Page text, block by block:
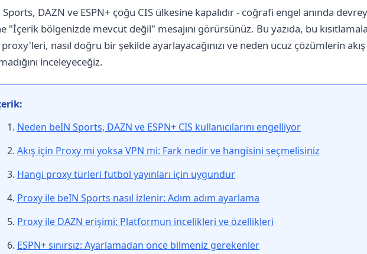
DAZN ve ESPN+ çoğu CIS ülkesine kapalıdır - coğrafi engel anında
"İçerik bölgenizde mevcut değil" mesajını görürsünüz. Bu yazıda, bu
nasıl doğru bir şekilde ayarlayacağınızı ve neden ucuz çözümlerin
inceleyeceğiz.
Neden beIN Sports, DAZN ve ESPN+ CIS kullanıcılarını engelliyor
Akış için Proxy mi yoksa VPN mi: Fark nedir ve hangisini seçmelisiniz
Hangi proxy türleri futbol yayınları için uygundur
Proxy ile beIN Sports nasıl izlenir: Adım adım ayarlama
Proxy ile DAZN erişimi: Platformun incelikleri ve özellikleri
ESPN+ sınırsız: Ayarlamadan önce bilmeniz gerekenler